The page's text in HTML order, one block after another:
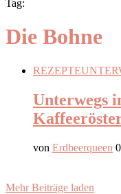
Tag:
Die Bohne
REZEPTE
Unterwegs
von Erdbeerqueen
Mehr Beiträge laden